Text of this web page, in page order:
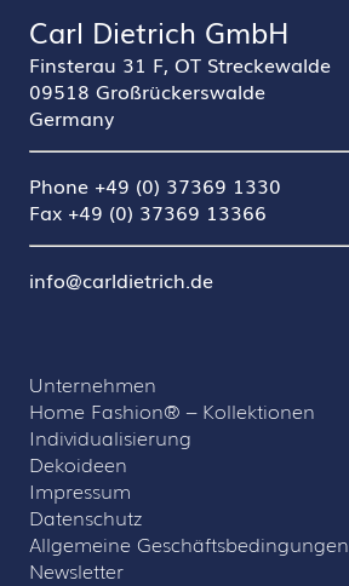
Carl Dietrich GmbH
Finsterau 31 F, OT Streckewalde
09518 Großrückerswalde
Germany
Phone +49 (0) 37369 1330
Fax +49 (0) 37369 13366
info@carldietrich.de
Unternehmen
Home Fashion® – Kollektionen
Individualisierung
Dekoideen
Impressum
Datenschutz
Allgemeine Geschäftsbedingungen
Newsletter